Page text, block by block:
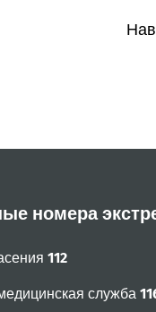
номера
112
служба